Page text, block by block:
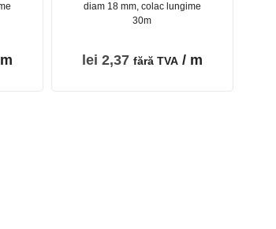
diam 18 mm, colac lungime
30m
lei 2,37 fără TVA / m